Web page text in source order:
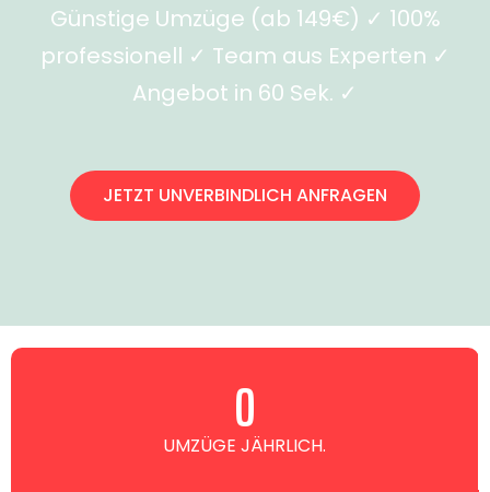
Günstige Umzüge (ab 149€) ✓ 100%
professionell ✓ Team aus Experten ✓
Angebot in 60 Sek. ✓
JETZT UNVERBINDLICH ANFRAGEN
UMZÜGE JÄHRLICH.
0